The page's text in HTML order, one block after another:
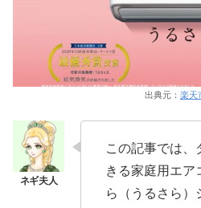
出典元： 楽天
この記事では、
きる家庭用エア
ら（うるさら）